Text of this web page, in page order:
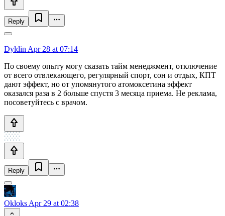
Reply
Dyldin Apr 28 at 07:14
По своему опыту могу сказать тайм менеджмент, отключение
от всего отвлекающего, регулярный спорт, сон и отдых, КПТ
дают эффект, но от упомянутого атомоксетина эффект
оказался раза в 2 больше спустя 3 месяца приема. Не реклама,
посоветуйтесь с врачом.
Reply
Okloks Apr 29 at 02:38